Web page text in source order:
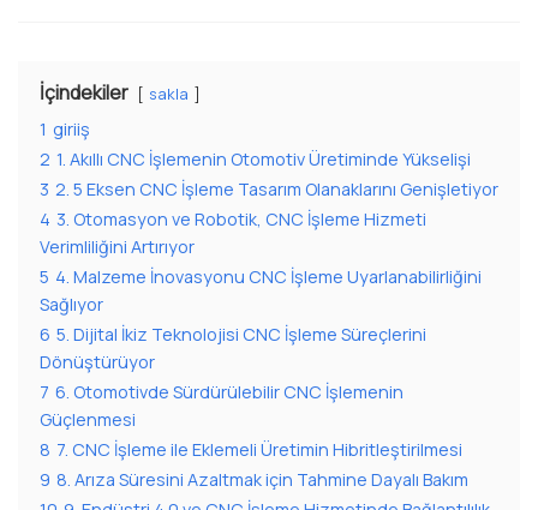
İçindekiler sakla
1 giriiş
2 1. Akıllı CNC İşlemenin Otomotiv Üretiminde Yükselişi
3 2. 5 Eksen CNC İşleme Tasarım Olanaklarını Genişletiyor
4 3. Otomasyon ve Robotik, CNC İşleme Hizmeti
Verimliliğini Artırıyor
5 4. Malzeme İnovasyonu CNC İşleme Uyarlanabilirliğini
Sağlıyor
6 5. Dijital İkiz Teknolojisi CNC İşleme Süreçlerini
Dönüştürüyor
7 6. Otomotivde Sürdürülebilir CNC İşlemenin
Güçlenmesi
8 7. CNC İşleme ile Eklemeli Üretimin Hibritleştirilmesi
9 8. Arıza Süresini Azaltmak için Tahmine Dayalı Bakım